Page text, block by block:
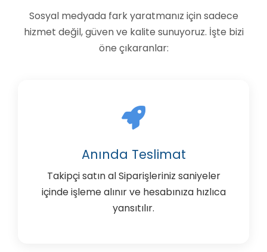
Sosyal medyada fark yaratmanız için sadece
hizmet değil, güven ve kalite sunuyoruz. İşte bizi
öne çıkaranlar:
Anında Teslimat
Takipçi satın al Siparişleriniz saniyeler
içinde işleme alınır ve hesabınıza hızlıca
yansıtılır.